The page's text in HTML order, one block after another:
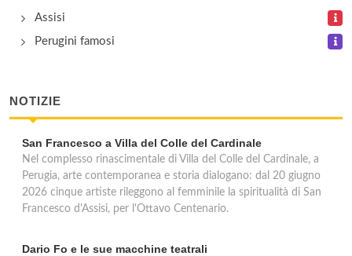
Tempietto sul Clitunno
via Flaminia km 139, Campello sul Clitunno
Assisi
Perugini famosi
NOTIZIE
San Francesco a Villa del Colle del Cardinale
Nel complesso rinascimentale di Villa del Colle del Cardinale, a
Perugia, arte contemporanea e storia dialogano: dal 20 giugno
2026 cinque artiste rileggono al femminile la spiritualità di San
Francesco d'Assisi, per l'Ottavo Centenario.
Dario Fo e le sue macchine teatrali